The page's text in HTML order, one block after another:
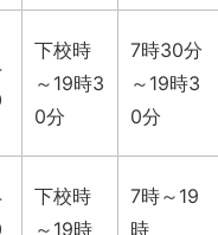
下校時
～19時3
0分
7時30分
～19時3
0分
下校時
～19時
7時～19
時